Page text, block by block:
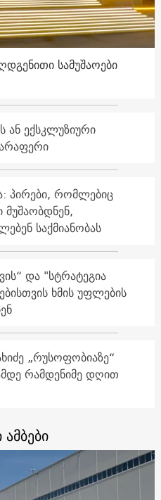
სამუშაოები
ან ექსკლუზიური
პირები, რომლებიც
საქმიანობას
და "სტრატეგია
ხმის უფლების
„რუსოფობიაზე“
რამდენიმე დღით